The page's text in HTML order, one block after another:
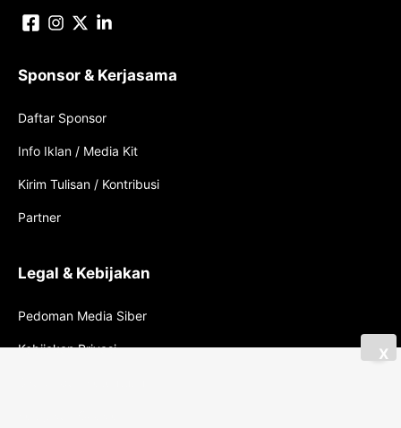
Sponsor & Kerjasama
Daftar Sponsor
Info Iklan / Media Kit
Kirim Tulisan / Kontribusi
Partner
Legal & Kebijakan
Pedoman Media Siber
Kebijakan Privasi X